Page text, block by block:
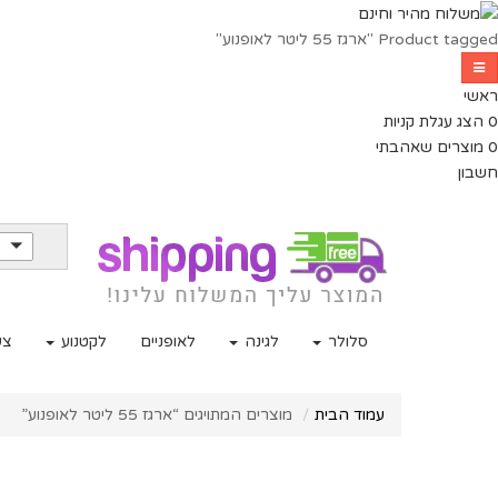
Product tagged "ארגז 55 ליטר לאופנוע"
ראשי
0 הצג עגלת קניות
0 מוצרים שאהבתי
חשבון
סלולר לגינה לאופניים לקטנוע
עמוד הבית מוצרים המתויגים “ארגז 55 ליטר לאופנוע”